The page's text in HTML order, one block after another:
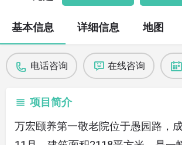
基本信息 详细信息 地图
电话咨询 在线咨询
项目简介
万宏颐养第一敬老院位于愚园路，